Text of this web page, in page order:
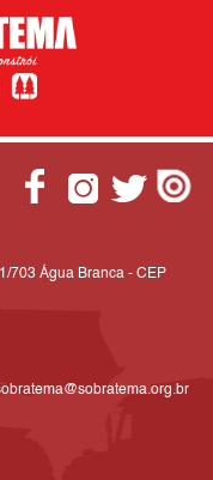
703 Água Branca - CEP